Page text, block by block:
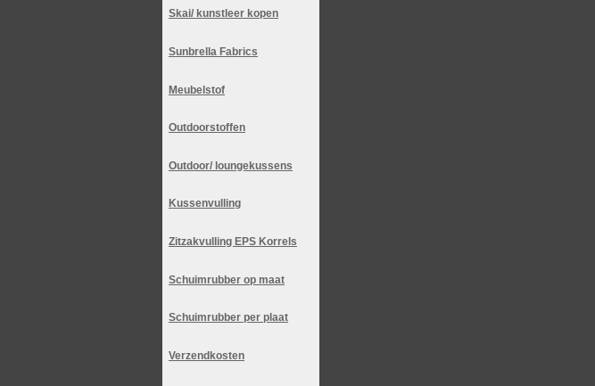
Skai/ kunstleer kopen
Sunbrella Fabrics
Meubelstof
Outdoorstoffen
Outdoor/ loungekussens
Kussenvulling
Zitzakvulling EPS Korrels
Schuimrubber op maat
Schuimrubber per plaat
Verzendkosten